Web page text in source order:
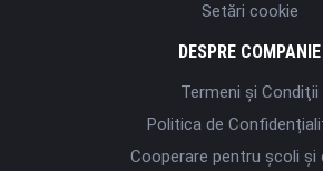
Setări cookie
DESPRE COMPANIE
Termeni şi Condiţii
Politica de
Cooperare pentru școli și